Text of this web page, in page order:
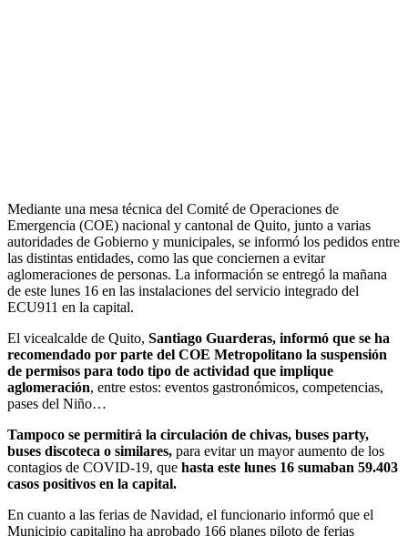
Mediante una mesa técnica del Comité de Operaciones de
Emergencia (COE) nacional y cantonal de Quito, junto a varias
autoridades de Gobierno y municipales, se informó los pedidos entre
las distintas entidades, como las que conciernen a evitar
aglomeraciones de personas. La información se entregó la mañana
de este lunes 16 en las instalaciones del servicio integrado del
ECU911 en la capital.
El vicealcalde de Quito, Santiago Guarderas, informó que se ha
recomendado por parte del COE Metropolitano la suspensión
de permisos para todo tipo de actividad que implique
aglomeración, entre estos: eventos gastronómicos, competencias,
pases del Niño…
Tampoco se permitirá la circulación de chivas, buses party,
buses discoteca o similares, para evitar un mayor aumento de los
contagios de COVID-19, que hasta este lunes 16 sumaban 59.403
casos positivos en la capital.
En cuanto a las ferias de Navidad, el funcionario informó que el
Municipio capitalino ha aprobado 166 planes piloto de ferias